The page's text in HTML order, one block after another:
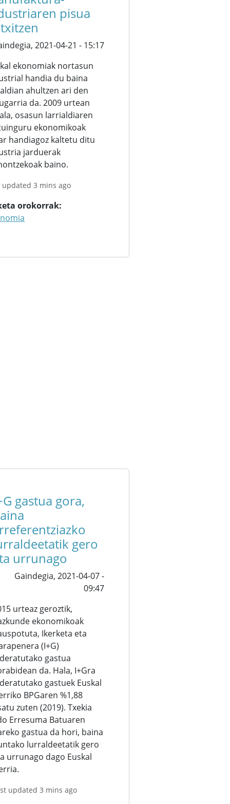
pisua
2021-04-21 - 15:17
ekonomiak nortasun
handia du baina
ahultzen ari den
da. 2009 urtean
osasun larrialdiaren
ekonomikoak
handiagoz kaltetu ditu
jarduerak
baino.
updated 3 mins ago
orokorrak
gastua gora,
gero
urrunago
Gaindegia, 2021-04-07 -
09:47
urteaz geroztik,
ekonomikoak
Ikerketa eta
(I+G)
gastua
da. Hala, I+Gra
gastuek Euskal
BPGaren %1,88
zuten (2019). Txekia
Erresuma Batuaren
gastua da hori, baina
lurraldeetatik gero
urrunago dago Euskal
updated 3 mins ago